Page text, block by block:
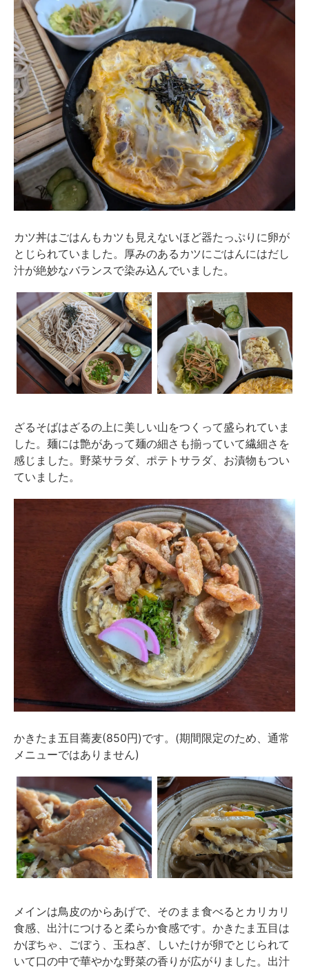
カツ丼はごはんもカツも見えないほど器たっぷりに卵が
とじられていました。厚みのあるカツにごはんにはだし
汁が絶妙なバランスで染み込んでいました。
ざるそばはざるの上に美しい山をつくって盛られていま
した。麺には艶があって麺の細さも揃っていて繊細さを
感じました。野菜サラダ、ポテトサラダ、お漬物もつい
ていました。
かきたま五目蕎麦(850円)です。(期間限定のため、通常
メニューではありません)
メインは鳥皮のからあげで、そのまま食べるとカリカリ
食感、出汁につけると柔らか食感です。かきたま五目は
かぼちゃ、ごぼう、玉ねぎ、しいたけが卵でとじられて
いて口の中で華やかな野菜の香りが広がりました。出汁